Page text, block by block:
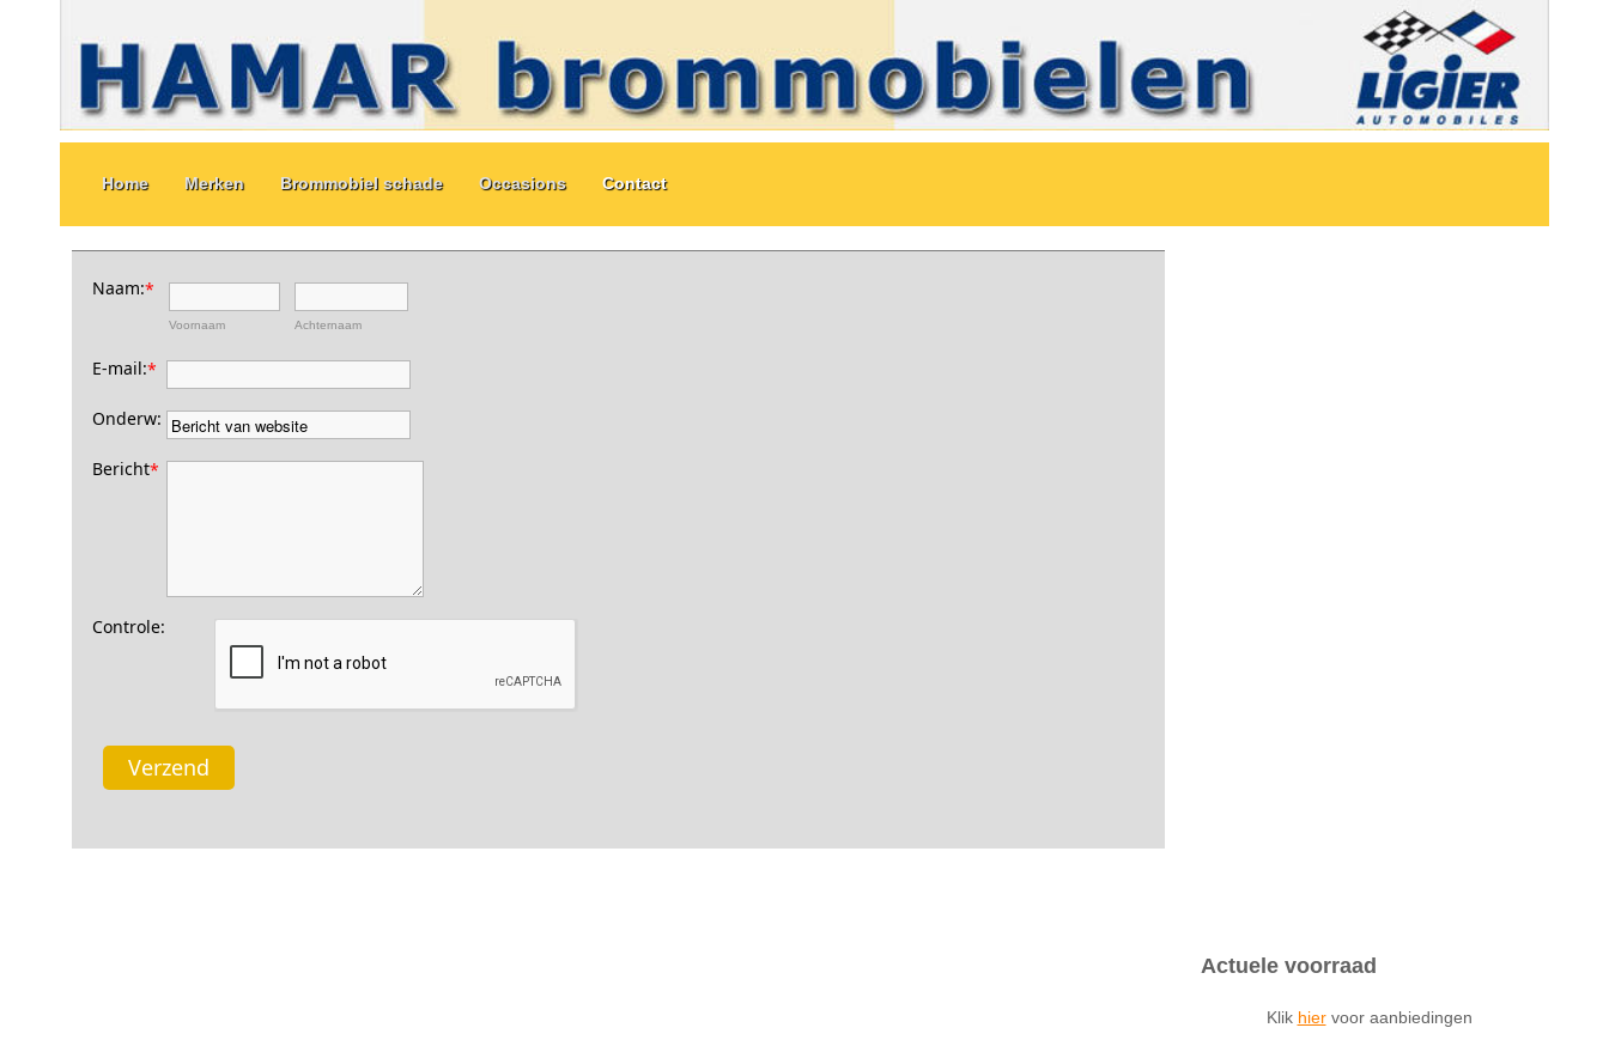
Home Merken Brommobiel schade Occasions Contact
Naam:*
Voornaam Achternaam
E-mail:*
Onderw:
Bericht*
Controle:
Verzend
Actuele voorraad
Klik hiervoor aanbiedingen